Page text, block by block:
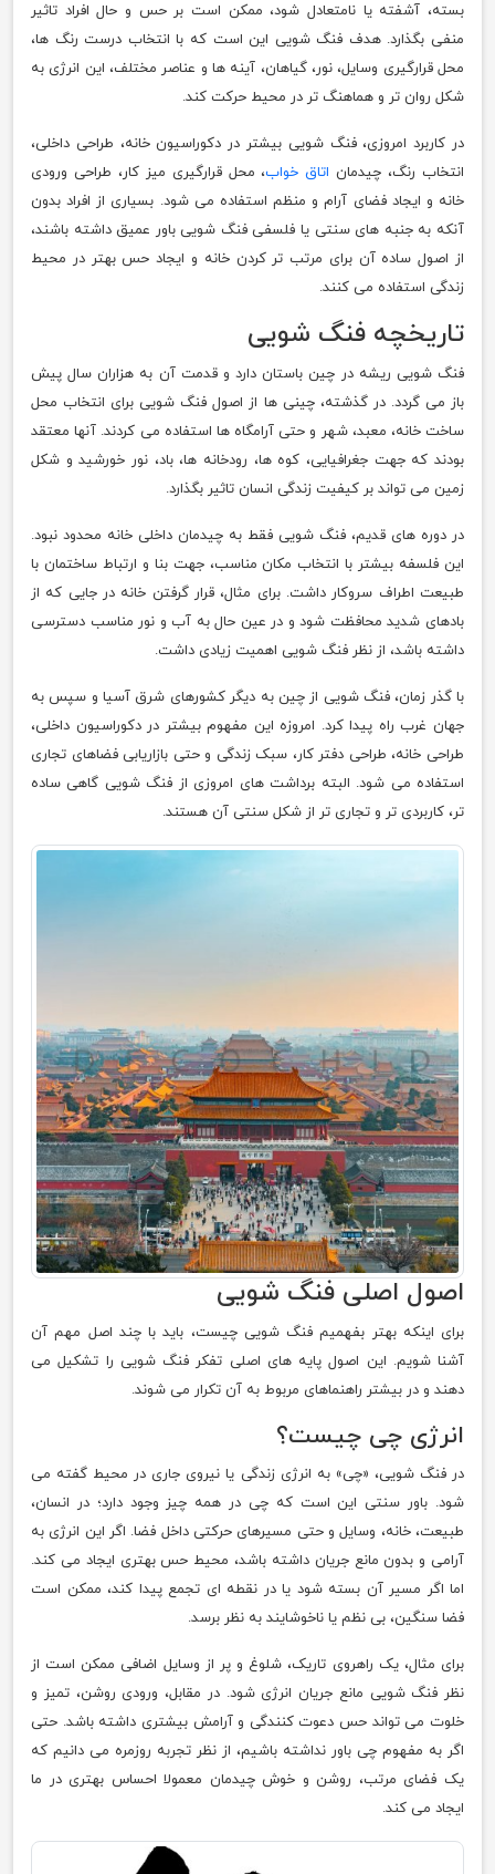
بسته، آشفته یا نامتعادل شود، ممکن است بر حس و حال افراد تاثیر
منفی بگذارد. هدف فنگ شویی این است که با انتخاب درست رنگ ها،
محل قرارگیری وسایل، نور، گیاهان، آینه ها و عناصر مختلف، این انرژی به
شکل روان تر و هماهنگ تر در محیط حرکت کند.
در کاربرد امروزی، فنگ شویی بیشتر در دکوراسیون خانه، طراحی داخلی،
انتخاب رنگ، چیدمان اتاق خواب، محل قرارگیری میز کار، طراحی ورودی
خانه و ایجاد فضای آرام و منظم استفاده می شود. بسیاری از افراد بدون
آنکه به جنبه های سنتی یا فلسفی فنگ شویی باور عمیق داشته باشند،
از اصول ساده آن برای مرتب تر کردن خانه و ایجاد حس بهتر در محیط
زندگی استفاده می کنند.
تاریخچه فنگ شویی
فنگ شویی ریشه در چین باستان دارد و قدمت آن به هزاران سال پیش
باز می گردد. در گذشته، چینی ها از اصول فنگ شویی برای انتخاب محل
ساخت خانه، معبد، شهر و حتی آرامگاه ها استفاده می کردند. آنها معتقد
بودند که جهت جغرافیایی، کوه ها، رودخانه ها، باد، نور خورشید و شکل
زمین می تواند بر کیفیت زندگی انسان تاثیر بگذارد.
در دوره های قدیم، فنگ شویی فقط به چیدمان داخلی خانه محدود نبود.
این فلسفه بیشتر با انتخاب مکان مناسب، جهت بنا و ارتباط ساختمان با
طبیعت اطراف سروکار داشت. برای مثال، قرار گرفتن خانه در جایی که از
بادهای شدید محافظت شود و در عین حال به آب و نور مناسب دسترسی
داشته باشد، از نظر فنگ شویی اهمیت زیادی داشت.
با گذر زمان، فنگ شویی از چین به دیگر کشورهای شرق آسیا و سپس به
جهان غرب راه پیدا کرد. امروزه این مفهوم بیشتر در دکوراسیون داخلی،
طراحی خانه، طراحی دفتر کار، سبک زندگی و حتی بازاریابی فضاهای تجاری
استفاده می شود. البته برداشت های امروزی از فنگ شویی گاهی ساده
تر، کاربردی تر و تجاری تر از شکل سنتی آن هستند.
اصول اصلی فنگ شویی
برای اینکه بهتر بفهمیم فنگ شویی چیست، باید با چند اصل مهم آن
آشنا شویم. این اصول پایه های اصلی تفکر فنگ شویی را تشکیل می
دهند و در بیشتر راهنماهای مربوط به آن تکرار می شوند.
انرژی چی چیست؟
در فنگ شویی، «چی» به انرژی زندگی یا نیروی جاری در محیط گفته می
شود. باور سنتی این است که چی در همه چیز وجود دارد؛ در انسان،
طبیعت، خانه، وسایل و حتی مسیرهای حرکتی داخل فضا. اگر این انرژی به
آرامی و بدون مانع جریان داشته باشد، محیط حس بهتری ایجاد می کند.
اما اگر مسیر آن بسته شود یا در نقطه ای تجمع پیدا کند، ممکن است
فضا سنگین، بی نظم یا ناخوشایند به نظر برسد.
برای مثال، یک راهروی تاریک، شلوغ و پر از وسایل اضافی ممکن است از
نظر فنگ شویی مانع جریان انرژی شود. در مقابل، ورودی روشن، تمیز و
خلوت می تواند حس دعوت کنندگی و آرامش بیشتری داشته باشد. حتی
اگر به مفهوم چی باور نداشته باشیم، از نظر تجربه روزمره می دانیم که
یک فضای مرتب، روشن و خوش چیدمان معمولا احساس بهتری در ما
ایجاد می کند.